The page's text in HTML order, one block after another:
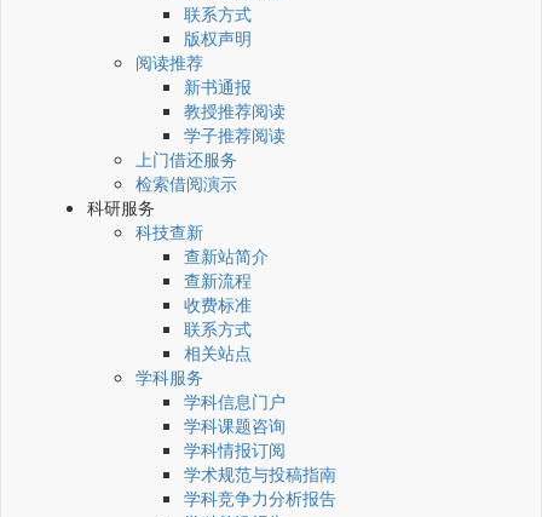
联系方式
版权声明
阅读推荐
新书通报
教授推荐阅读
学子推荐阅读
上门借还服务
检索借阅演示
科研服务
科技查新
查新站简介
查新流程
收费标准
联系方式
相关站点
学科服务
学科信息门户
学科课题咨询
学科情报订阅
学术规范与投稿指南
学科竞争力分析报告